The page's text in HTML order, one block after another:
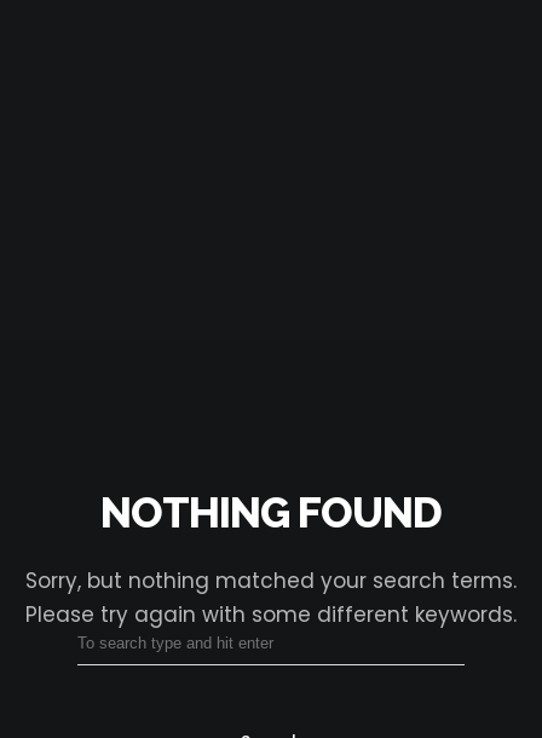
NOTHING FOUND
Sorry, but nothing matched your search terms.
Please try again with some different keywords.